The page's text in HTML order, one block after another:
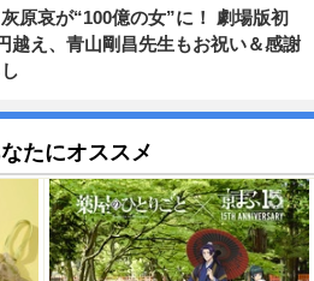
灰原哀が“100億の女”に！ 劇場版初
越え、青山剛昌先生もお祝い＆感謝
たにオススメ